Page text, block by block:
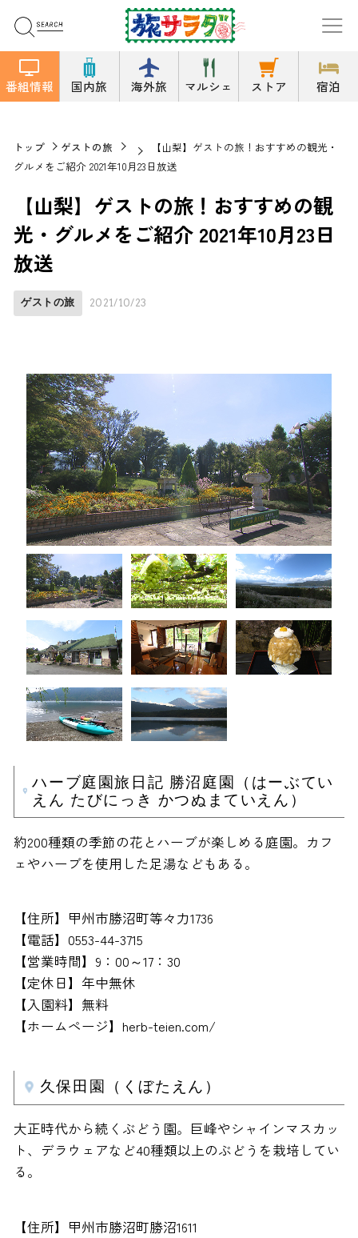
番組情報 国内旅 海外旅 マルシェ ストア 宿泊
トップ ゲストの旅
【山梨】ゲストの旅！おすすめの観光・
グルメをご紹介 2021年10月23日放送
【山梨】ゲストの旅！おすすめの観
光・グルメをご紹介 2021年10月23日
放送
ゲストの旅 2021/10/23
ハーブ庭園旅日記 勝沼庭園（はーぶてい
えん たびにっき かつぬまていえん）
約200種類の季節の花とハーブが楽しめる庭園。カフ
ェやハーブを使用した足湯などもある。
【住所】甲州市勝沼町等々力1736
【電話】0553-44-3715
【営業時間】9：00～17：30
【定休日】年中無休
【入園料】無料
【ホームページ】herb-teien.com/
久保田園（くぼたえん）
大正時代から続くぶどう園。巨峰やシャインマスカッ
ト、デラウェアなど40種類以上のぶどうを栽培してい
る。
【住所】甲州市勝沼町勝沼1611